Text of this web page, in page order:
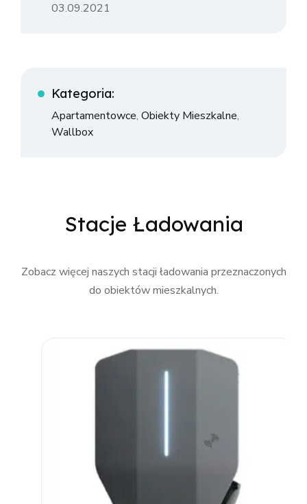
03.09.2021
Kategoria:
Apartamentowce, Obiekty Mieszkalne,
Wallbox
Stacje Ładowania
Zobacz więcej naszych stacji ładowania przeznaczonych
do obiektów mieszkalnych.